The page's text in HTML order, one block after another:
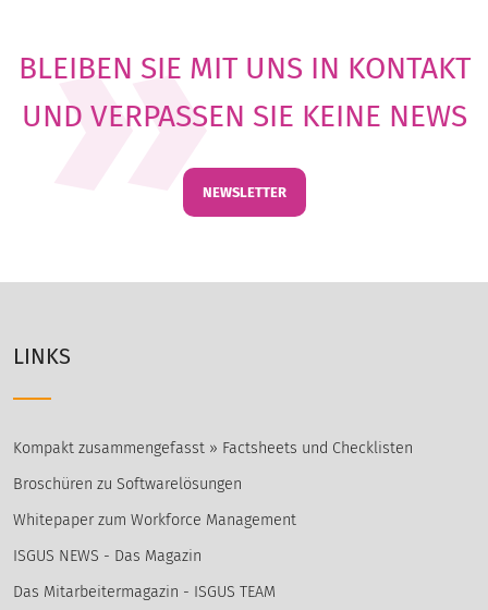
BLEIBEN SIE MIT UNS IN KONTAKT
UND VERPASSEN SIE KEINE NEWS
NEWSLETTER
LINKS
Kompakt zusammengefasst » Factsheets und Checklisten
Broschüren zu Softwarelösungen
Whitepaper zum Workforce Management
ISGUS NEWS - Das Magazin
Das Mitarbeitermagazin - ISGUS TEAM